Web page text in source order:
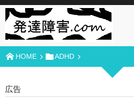
HOME ADHD
広告